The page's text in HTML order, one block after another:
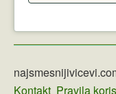
Kontakt Pravila